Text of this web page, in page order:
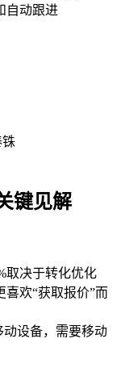
自动跟进
铢
键见解
取决于转化优化
喜欢“获取报价”而
动设备，需要移动